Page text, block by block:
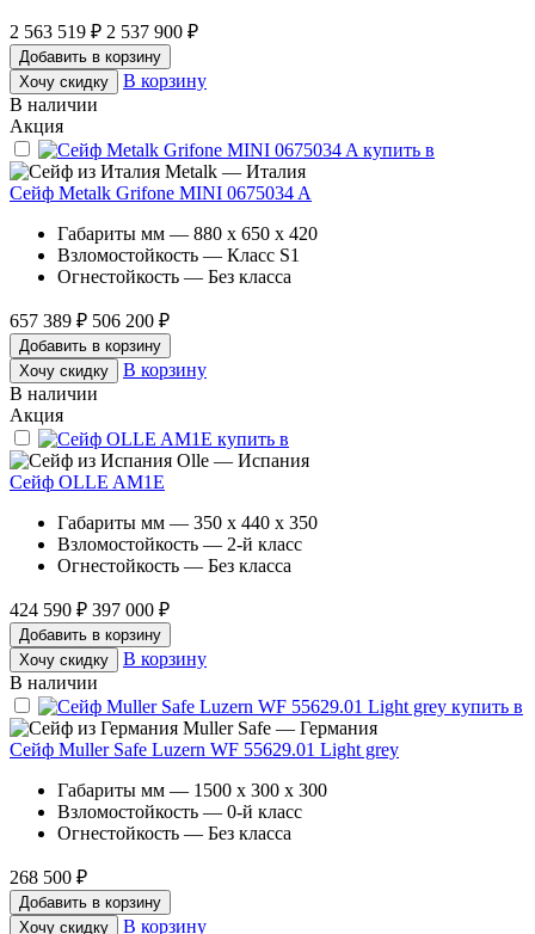
2 563 519 ₽ 2 537 900 ₽
Добавить в корзину
Хочу скидку
В корзину
В наличии
Акция
Metalk — Италия
Сейф Metalk Grifone MINI 0675034 A
Габариты мм — 880 x 650 x 420
Взломостойкость — Класс S1
Огнестойкость — Без класса
657 389 ₽ 506 200 ₽
Добавить в корзину
Хочу скидку
В корзину
В наличии
Акция
Olle — Испания
Сейф OLLE AM1E
Габариты мм — 350 x 440 x 350
Взломостойкость — 2-й класс
Огнестойкость — Без класса
424 590 ₽ 397 000 ₽
Добавить в корзину
Хочу скидку
В корзину
В наличии
Muller Safe — Германия
Сейф Muller Safe Luzern WF 55629.01 Light grey
Габариты мм — 1500 x 300 x 300
Взломостойкость — 0-й класс
Огнестойкость — Без класса
268 500 ₽
Добавить в корзину
Хочу скидку
В корзину